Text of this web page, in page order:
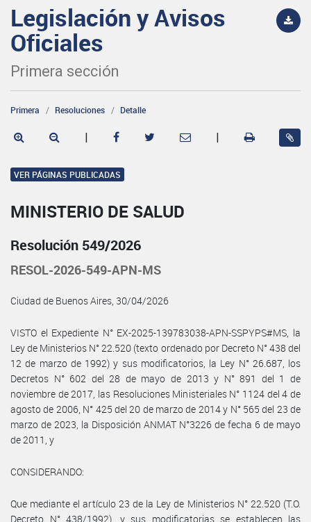
Legislación y Avisos
Oficiales
Primera sección
Primera Resoluciones Detalle
| |
VER PÁGINAS PUBLICADAS
MINISTERIO DE SALUD
Resolución 549/2026
RESOL-2026-549-APN-MS
Ciudad de Buenos Aires, 30/04/2026
VISTO el Expediente N° EX-2025-139783038-APN-SSPYPS#MS, la
Ley de Ministerios N° 22.520 (texto ordenado por Decreto N° 438 del
12 de marzo de 1992) y sus modificatorios, la Ley N° 26.687, los
Decretos N° 602 del 28 de mayo de 2013 y N° 891 del 1 de
noviembre de 2017, las Resoluciones Ministeriales N° 1124 del 4 de
agosto de 2006, N° 425 del 20 de marzo de 2014 y N° 565 del 23 de
marzo de 2023, la Disposición ANMAT N°3226 de fecha 6 de mayo
de 2011, y
CONSIDERANDO:
Que mediante el artículo 23 de la Ley de Ministerios N° 22.520 (T.O.
Decreto N° 438/1992), y sus modificatorias se establecen las